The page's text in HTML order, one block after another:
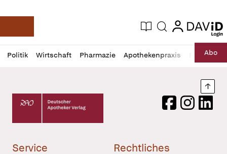
Deutsche Apotheker Zeitung
Aktuelle Ausgabe
Suche login
login
Politik Wirtschaft Pharmazie Apothekenpraxis RechtAbo
Profil
öffnen
Daz
Pur
Deutscher Apotheker Verlag Logo
FacebookInstagram
Service Rechtliches